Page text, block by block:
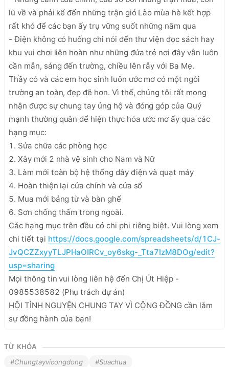
lũ về và phải kể đến những trận gió Lào mùa hè kết hợp
rất khó để các bạn ấy trụ vững suốt những năm qua
- Điện không có huống chi nói đến thư viện đọc sách hay
khu vui chơi liên hoàn như những đứa trẻ nơi đây vẫn luôn
cần mẫn, sáng đến trường, chiều lên rẫy với Ba Mẹ.
Thầy cô và các em học sinh luôn ước mơ có một ngôi
trường an toàn, đẹp đẽ hơn. Vì thế, chúng tôi rất mong
nhận được sự chung tay ủng hộ và đóng góp của Quý
mạnh thường quân để hiện thực hóa ước mơ ấy qua các
hạng mục:
1. Sửa chữa các phòng học
2. Xây mới 2 nhà vệ sinh cho Nam và Nữ
3. Làm mới toàn bộ hệ thống dây điện và quạt máy
4. Hoàn thiện lại cửa chính và cửa sổ
5. Mua mới bảng từ và bàn ghế
6. Sơn chống thấm trong ngoài.
Các hạng mục trên đều có chi phi riêng biệt. Vui lòng xem
chi tiết tại https://docs.google.com/spreadsheets/d/1CJ-
JvQCZZxyyTLJPHaOIRCv_oy6skg-_Tta7IzM8DOg/edit?
usp=sharing
Mọi thông tin vui lòng liên hệ đến Chị Út Hiệp -
0985538582 (Phụ trách dự án)
HỘI TÌNH NGUYỆN CHUNG TAY VÌ CỘNG ĐỒNG cần lắm
sự đồng hành của bạn!
TỪ KHÓA
#Chungtayvicongdong
#Suachua